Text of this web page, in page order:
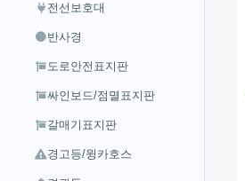
전선보호대
반사경
도로안전표지판
싸인보드/점멸표지판
갈매기표지판
경고등/윙카호스